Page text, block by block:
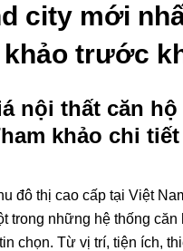
city mới
khảo trước
nội thất căn hộ
khảo chi
đô thị cao cấp tại Việt
trong những hệ thống
chọn. Từ vị trí, tiện ích,